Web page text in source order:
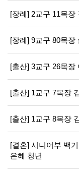
[장례] 2교구 11목장
[장례] 9교구 80목장
[출산] 3교구 26목
[출산] 1교구 7목장
[출산] 1교구 8목장
[결혼] 시니어부 백
은혜 청년